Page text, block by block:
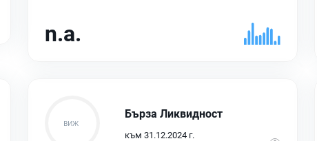
n.a.
Бърза Ликвидност
към 31.12.2024 г.